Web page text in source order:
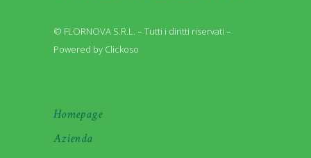
© FLORNOVA S.R.L. – Tutti i diritti riservati –
Powered by Clickoso
Homepage
Azienda